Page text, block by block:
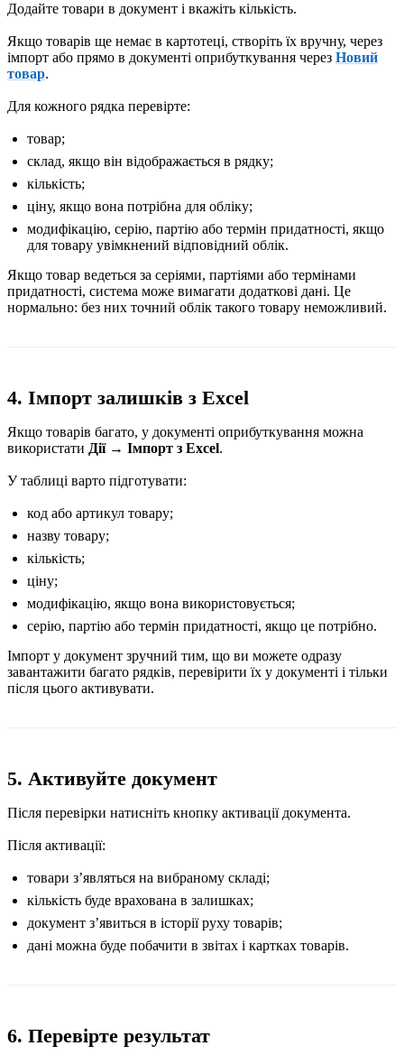
Додайте товари в документ і вкажіть кількість.
Якщо товарів ще немає в картотеці, створіть їх вручну, через
імпорт або прямо в документі оприбуткування через Новий
товар.
Для кожного рядка перевірте:
товар;
склад, якщо він відображається в рядку;
кількість;
ціну, якщо вона потрібна для обліку;
модифікацію, серію, партію або термін придатності, якщо
для товару увімкнений відповідний облік.
Якщо товар ведеться за серіями, партіями або термінами
придатності, система може вимагати додаткові дані. Це
нормально: без них точний облік такого товару неможливий.
4. Імпорт залишків з Excel
Якщо товарів багато, у документі оприбуткування можна
використати Дії → Імпорт з Excel.
У таблиці варто підготувати:
код або артикул товару;
назву товару;
кількість;
ціну;
модифікацію, якщо вона використовується;
серію, партію або термін придатності, якщо це потрібно.
Імпорт у документ зручний тим, що ви можете одразу
завантажити багато рядків, перевірити їх у документі і тільки
після цього активувати.
5. Активуйте документ
Після перевірки натисніть кнопку активації документа.
Після активації:
товари зʼявляться на вибраному складі;
кількість буде врахована в залишках;
документ зʼявиться в історії руху товарів;
дані можна буде побачити в звітах і картках товарів.
6. Перевірте результат